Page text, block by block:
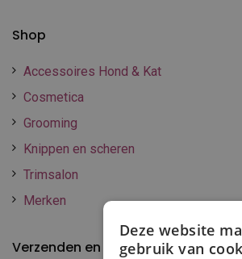
Shop
Accessoires Hond & Kat
Cosmetica
Grooming
Knippen en scheren
Trimsalon
Merken
Verzenden en betalen
Deze website
gebruik van